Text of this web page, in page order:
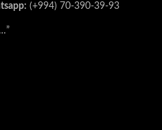
(+994) 70-390-39-93